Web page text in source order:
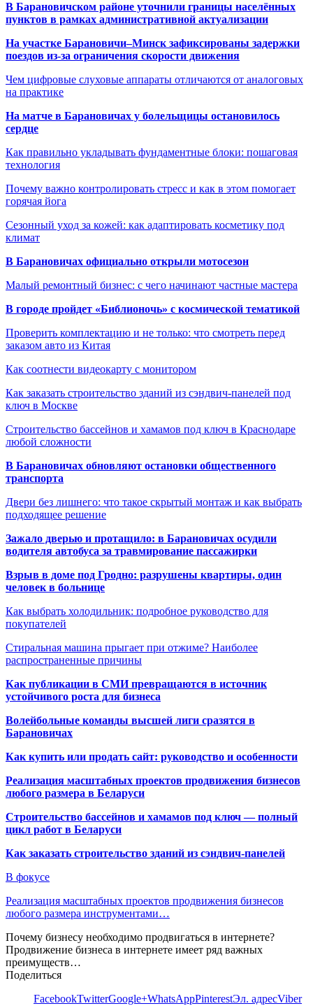
В Барановичском районе уточнили границы населённых
пунктов в рамках административной актуализации
На участке Барановичи–Минск зафиксированы задержки
поездов из-за ограничения скорости движения
Чем цифровые слуховые аппараты отличаются от аналоговых
на практике
На матче в Барановичах у болельщицы остановилось
сердце
Как правильно укладывать фундаментные блоки: пошаговая
технология
Почему важно контролировать стресс и как в этом помогает
горячая йога
Сезонный уход за кожей: как адаптировать косметику под
климат
В Барановичах официально открыли мотосезон
Малый ремонтный бизнес: с чего начинают частные мастера
В городе пройдет «Библионочь» с космической тематикой
Проверить комплектацию и не только: что смотреть перед
заказом авто из Китая
Как соотнести видеокарту с монитором
Как заказать строительство зданий из сэндвич-панелей под
ключ в Москве
Строительство бассейнов и хамамов под ключ в Краснодаре
любой сложности
В Барановичах обновляют остановки общественного
транспорта
Двери без лишнего: что такое скрытый монтаж и как выбрать
подходящее решение
Зажало дверью и протащило: в Барановичах осудили
водителя автобуса за травмирование пассажирки
Взрыв в доме под Гродно: разрушены квартиры, один
человек в больнице
Как выбрать холодильник: подробное руководство для
покупателей
Стиральная машина прыгает при отжиме? Наиболее
распространенные причины
Как публикации в СМИ превращаются в источник
устойчивого роста для бизнеса
Волейбольные команды высшей лиги сразятся в
Барановичах
Как купить или продать сайт: руководство и особенности
Реализация масштабных проектов продвижения бизнесов
любого размера в Беларуси
Строительство бассейнов и хамамов под ключ — полный
цикл работ в Беларуси
Как заказать строительство зданий из сэндвич-панелей
В фокусе
Реализация масштабных проектов продвижения бизнесов
любого размера инструментами…
Почему бизнесу необходимо продвигаться в интернете?
Продвижение бизнеса в интернете имеет ряд важных
преимуществ…
Поделиться
FacebookTwitterGoogle+WhatsAppPinterestЭл. адресViber